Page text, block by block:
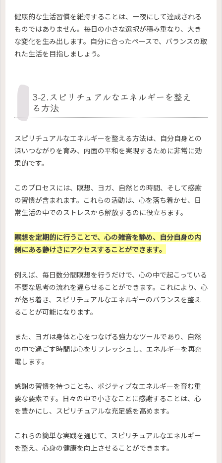
健康的な生活習慣を維持することは、一夜にして達成される
ものではありません。毎日の小さな選択が積み重なり、大き
な変化を生み出します。自分に合ったペースで、バランスの取
れた生活を目指しましょう。
3-2.スピリチュアルなエネルギーを整え
る方法
スピリチュアルなエネルギーを整える方法は、自分自身との
深いつながりを育み、内面の平和を実現するために非常に効
果的です。
このプロセスには、瞑想、ヨガ、自然との時間、そして感謝
の習慣が含まれます。これらの活動は、心を落ち着かせ、日
常生活の中でのストレスから解放するのに役立ちます。
瞑想を定期的に行うことで、心の雑音を静め、自分自身の内
側にある静けさにアクセスすることができます。
例えば、毎日数分間瞑想を行うだけで、心の中で起こっている
不要な思考の流れを遅らせることができます。これにより、心
が落ち着き、スピリチュアルなエネルギーのバランスを整え
ることが可能になります。
また、ヨガは身体と心をつなげる強力なツールであり、自然
の中で過ごす時間は心をリフレッシュし、エネルギーを再充
電します。
感謝の習慣を持つことも、ポジティブなエネルギーを育む重
要な要素です。日々の中で小さなことに感謝することは、心
を豊かにし、スピリチュアルな充足感を高めます。
これらの簡単な実践を通じて、スピリチュアルなエネルギー
を整え、心身の健康を向上させることができます。